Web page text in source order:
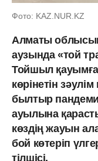
Фото: KAZ.NUR.KZ
Алматы
аузында «той
Тойшыл
көрінетін
былтыр
ауылына
көздің жауын
бой көтеріп
тілшісі.